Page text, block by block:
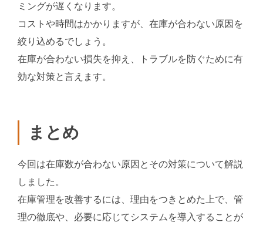
ミングが遅くなります。
コストや時間はかかりますが、在庫が合わない原因を
絞り込めるでしょう。
在庫が合わない損失を抑え、トラブルを防ぐために有
効な対策と言えます。
まとめ
今回は在庫数が合わない原因とその対策について解説
しました。
在庫管理を改善するには、理由をつきとめた上で、管
理の徹底や、必要に応じてシステムを導入することが